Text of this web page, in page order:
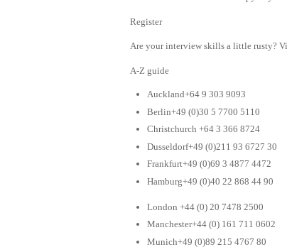
Register
Are your interview skills a little rusty?
A-Z guide
Auckland+64 9 303 9093
Berlin+49 (0)30 5 7700 5110
Christchurch +64 3 366 8724
Dusseldorf+49 (0)211 93 6727 30
Frankfurt+49 (0)69 3 4877 4472
Hamburg+49 (0)40 22 868 44 90
London +44 (0) 20 7478 2500
Manchester+44 (0) 161 711 0602
Munich+49 (0)89 215 4767 80